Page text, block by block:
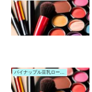
パイナップル豆乳ローションプレ